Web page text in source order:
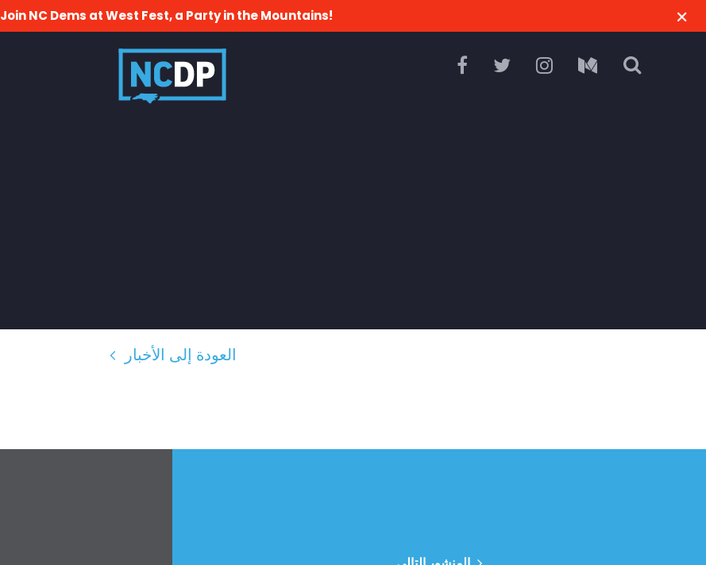
Join NC Dems at West Fest, a Party in the Mountains!
العودة إلى الأخبار